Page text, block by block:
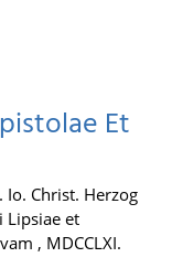
Et
Christ. Herzog
Lipsiae et
, MDCCLXI.